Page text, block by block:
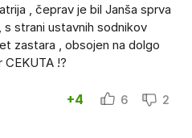
, čeprav je bil Janša sprva
strani ustavnih sodnikov
zastara , obsojen na dolgo
CEKUTA !?
+4 6 2